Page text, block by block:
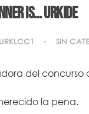
is… Urkide
SIN
del
la pena.